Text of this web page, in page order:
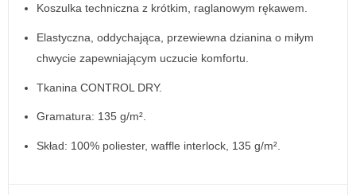
Koszulka techniczna z krótkim, raglanowym rękawem.
Elastyczna, oddychająca, przewiewna dzianina o miłym
chwycie zapewniającym uczucie komfortu.
Tkanina CONTROL DRY.
Gramatura: 135 g/m².
Skład: 100% poliester, waffle interlock, 135 g/m².